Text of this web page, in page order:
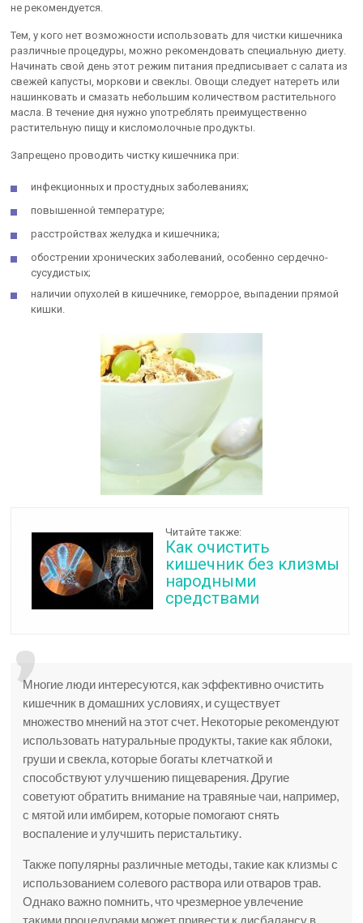
не рекомендуется.
Тем, у кого нет возможности использовать для чистки кишечника
различные процедуры, можно рекомендовать специальную диету.
Начинать свой день этот режим питания предписывает с салата из
свежей капусты, моркови и свеклы. Овощи следует натереть или
нашинковать и смазать небольшим количеством растительного
масла. В течение дня нужно употреблять преимущественно
растительную пищу и кисломолочные продукты.
Запрещено проводить чистку кишечника при:
инфекционных и простудных заболеваниях;
повышенной температуре;
расстройствах желудка и кишечника;
обострении хронических заболеваний, особенно сердечно-
сусудистых;
наличии опухолей в кишечнике, геморрое, выпадении прямой
кишки.
Читайте также:
Как очистить
кишечник без клизмы
народными
средствами
Многие люди интересуются, как эффективно очистить
кишечник в домашних условиях, и существует
множество мнений на этот счет. Некоторые рекомендуют
использовать натуральные продукты, такие как яблоки,
груши и свекла, которые богаты клетчаткой и
способствуют улучшению пищеварения. Другие
советуют обратить внимание на травяные чаи, например,
с мятой или имбирем, которые помогают снять
воспаление и улучшить перистальтику.
Также популярны различные методы, такие как клизмы с
использованием солевого раствора или отваров трав.
Однако важно помнить, что чрезмерное увлечение
такими процедурами может привести к дисбалансу в